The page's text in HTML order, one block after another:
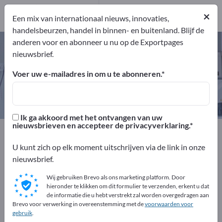
Testiculaire implantaten – vind
Exportpages
Geneeskunde en laboratorium
Implantaten & Prothesen
Testiculaire implantaten
Adverteer gratis op Exportpages!
Behoeften – Aanbiedingen – Gebruikte goederen –
Zakelijke contacten >> begin hier
×
Een mix van internationaal nieuws, innovaties,
handelsbeurzen, handel in binnen- en buitenland. Blijf de
anderen voor en abonneer u nu op de Exportpages
nieuwsbrief.
Voer uw e-mailadres in om u te abonneren.
Ik ga akkoord met het ontvangen van uw
nieuwsbrieven en accepteer de privacyverklaring.
U kunt zich op elk moment uitschrijven via de link in onze
nieuwsbrief.
Wij gebruiken Brevo als ons marketing platform. Door
hieronder te klikken om dit formulier te verzenden, erkent u dat
de informatie die u hebt verstrekt zal worden overgedragen aan
Brevo voor verwerking in overeenstemming met devoorwaarden voor
gebruik.